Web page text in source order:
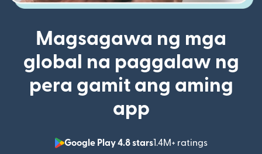
Magsagawa ng mga
global na paggalaw ng
pera gamit ang aming
app
Google Play 4.8 stars1.4M+ ratings
(bubukas